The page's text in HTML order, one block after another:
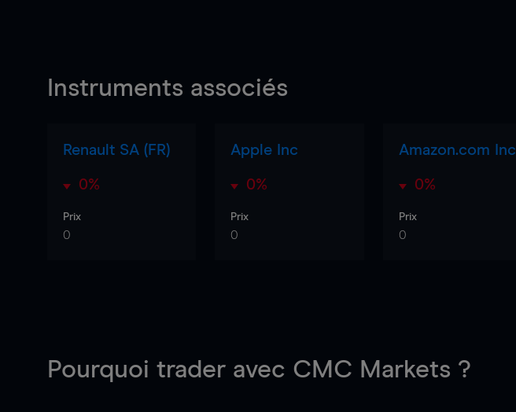
Instruments associés
Renault SA (FR)
0%
Prix
0
Apple Inc
0%
Prix
0
Amazon.com Inc
0%
Prix
0
Pourquoi trader avec CMC Markets ?